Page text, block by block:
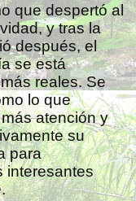
que despertó al
y tras la
después, el
se está
reales. Se
lo que
atención y
su
para
interesantes